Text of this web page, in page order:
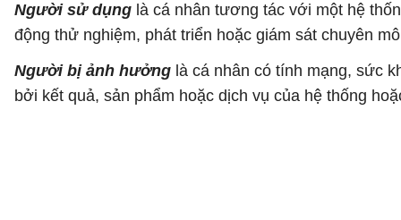
Người sử dụng là cá nhân tương tác với một hệ
động thử nghiệm, phát triển hoặc giám sát chuyên
Người bị ảnh hưởng là cá nhân có tính mạng, sức
bởi kết quả, sản phẩm hoặc dịch vụ của hệ thống